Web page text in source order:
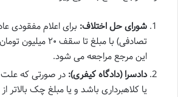
شورای حل اختلاف: برای اعلام
این مرجع مراجعه می شود.
دادسرا (دادگاه کیفری): در صورتی که